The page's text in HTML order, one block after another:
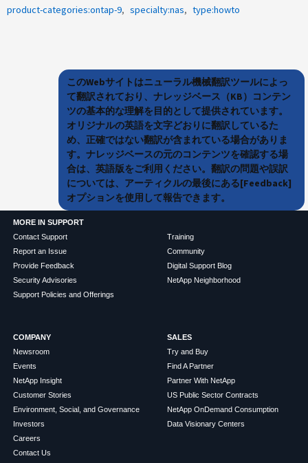
product-categories:ontap-9
specialty:nas type:howto
このWebサイトはニューラル機械翻訳ツールによっ
て翻訳されており、ナレッジベース（KB）コンテン
ツの基本的な理解を目的として提供されています。
オリジナルの英語を文字どおりに翻訳しているた
め、正確ではない翻訳が含まれている場合がありま
す。ナレッジベースの元のコンテンツを確認する場
合は、英語版をご利用ください。翻訳の問題や誤訳
については、アーティクルの最後にある[Feedback]
オプションを使用して報告できます。
MORE IN SUPPORT
Contact Support
Report an Issue
Provide Feedback
Security Advisories
Support Policies and Offerings
Training
Community
Digital Support Blog
NetApp Neighborhood
COMPANY
Newsroom
Events
NetApp Insight
Customer Stories
Environment, Social, and Governance
Investors
Careers
Contact Us
SALES
Try and Buy
Find A Partner
Partner With NetApp
US Public Sector Contracts
NetApp OnDemand Consumption
Data Visionary Centers